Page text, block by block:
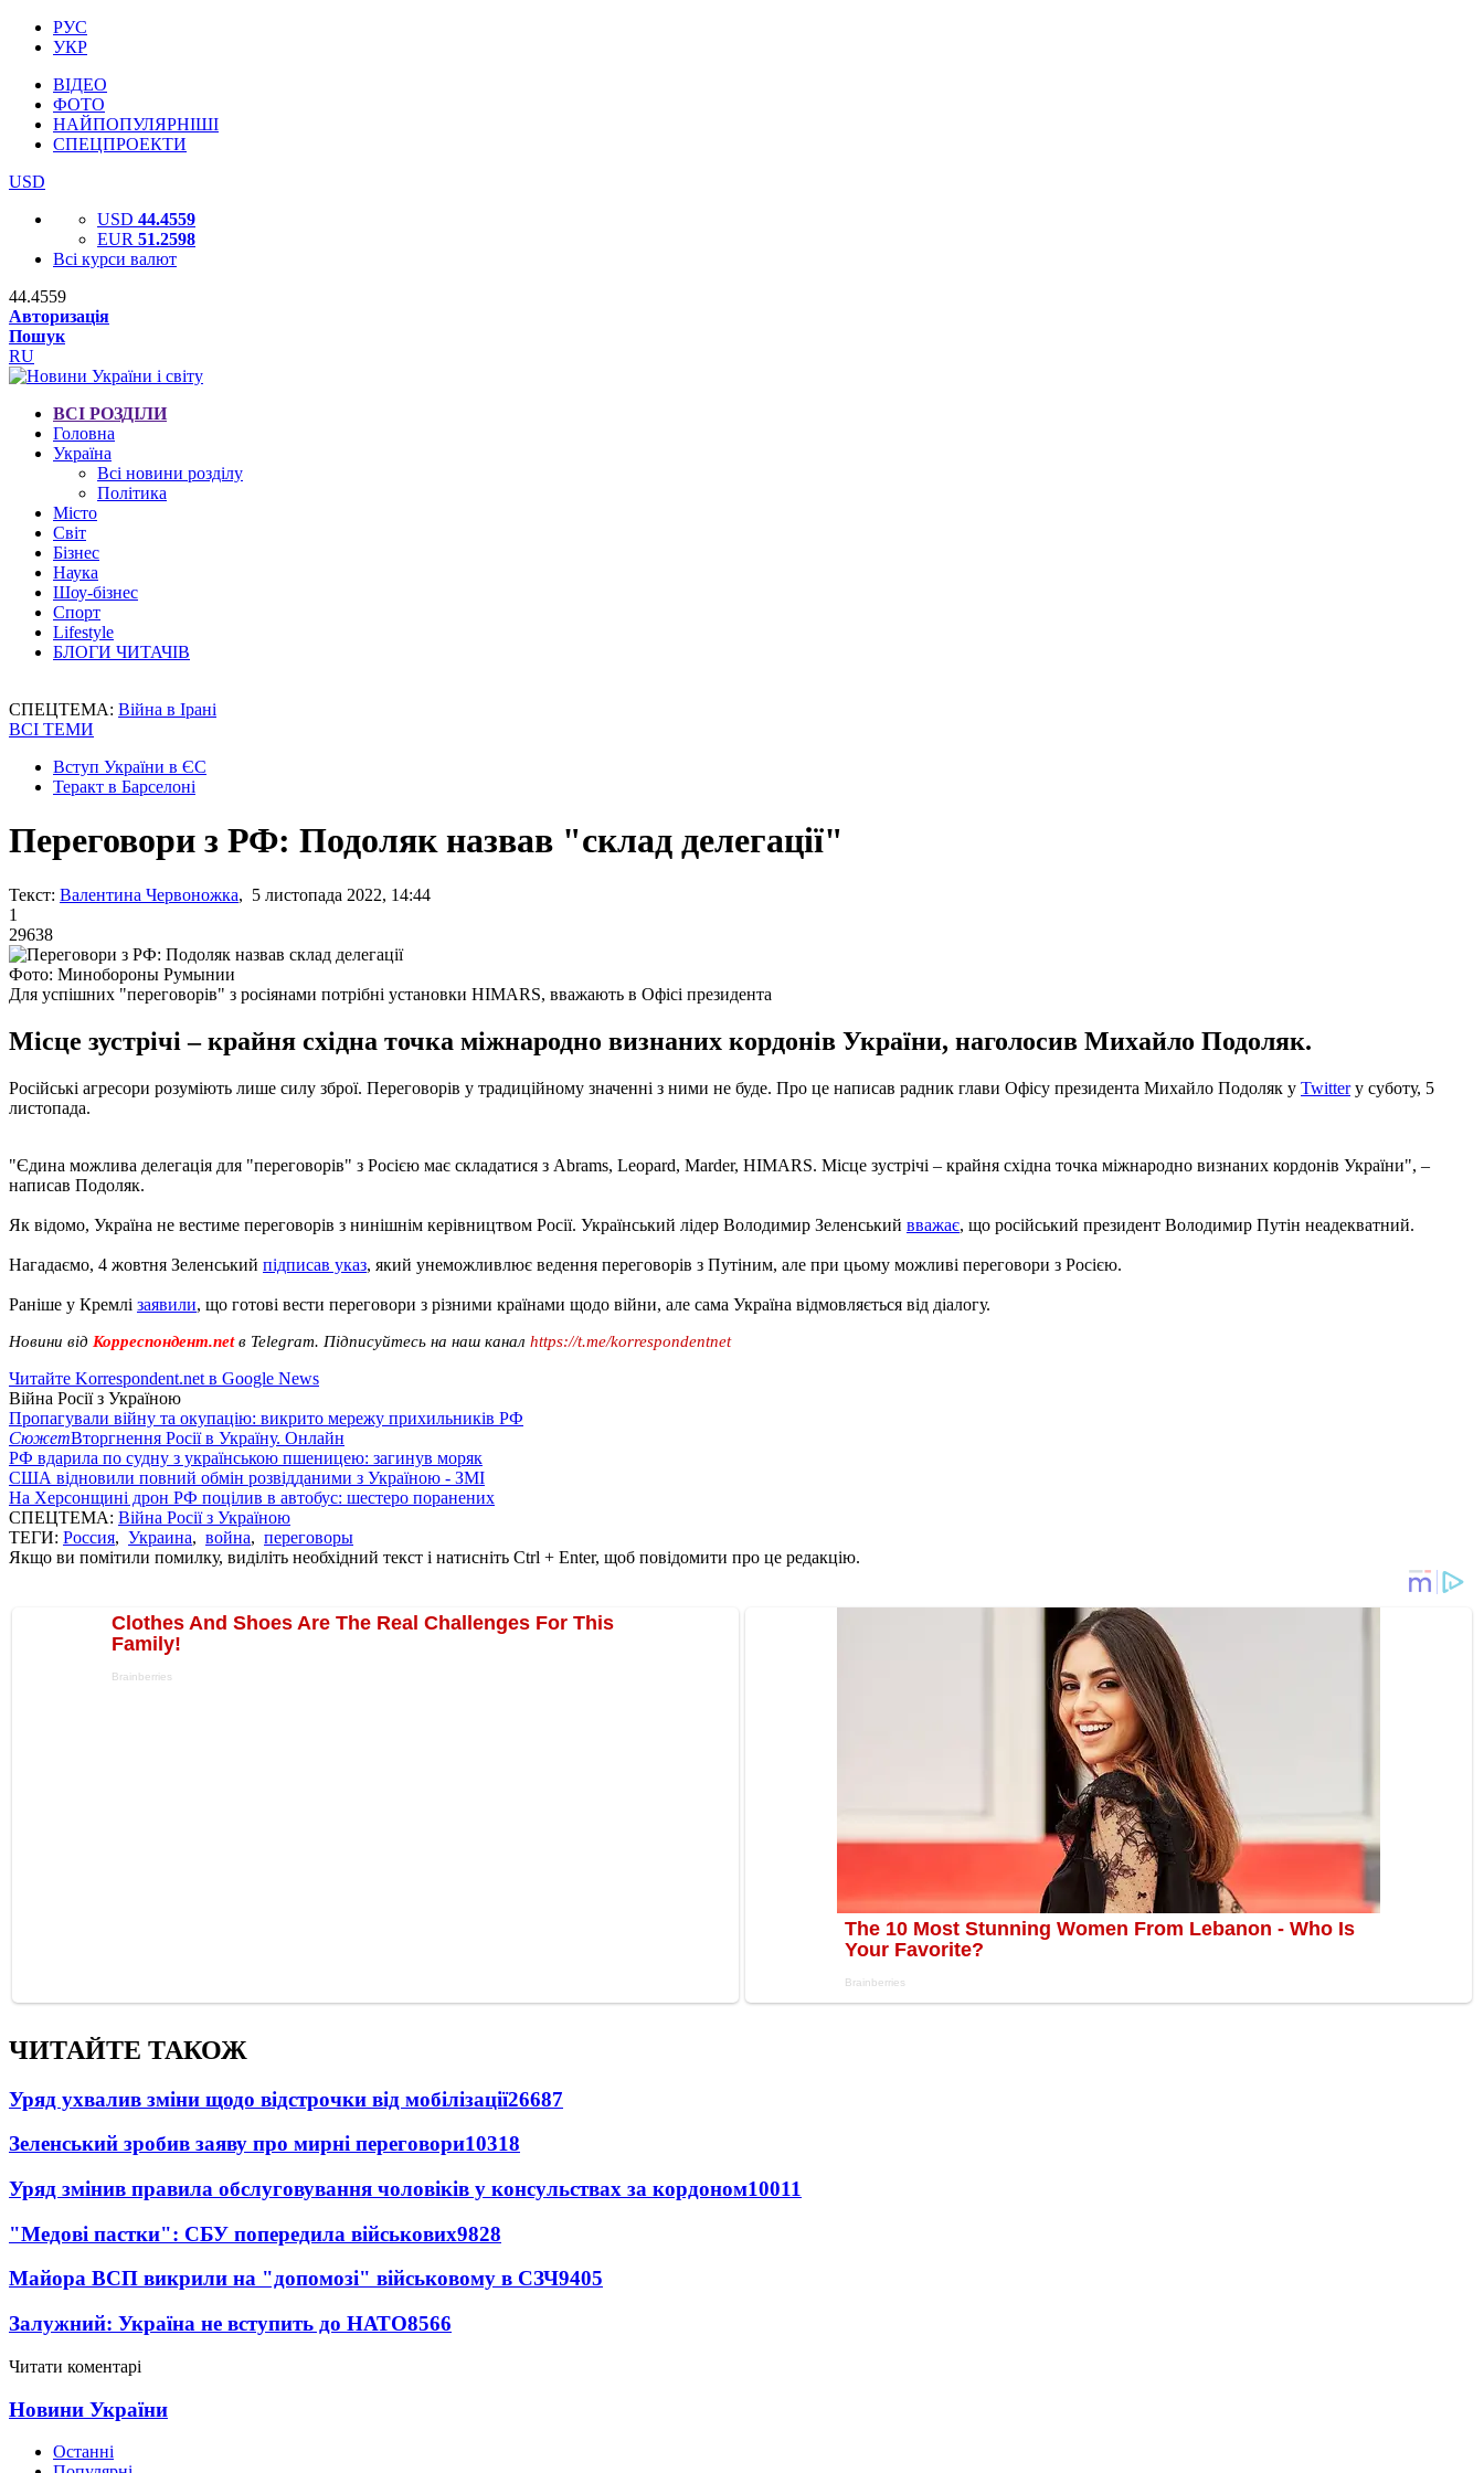
РУС
УКР
ВІДЕО
ФОТО
НАЙПОПУЛЯРНІШІ
СПЕЦПРОЕКТИ
USD
USD 44.4559
EUR 51.2598
Всі курси валют
44.4559
Авторизація
Пошук
RU
ВСІ РОЗДІЛИ
Головна
Україна
Всі новини розділу
Політика
Місто
Світ
Бізнес
Наука
Шоу-бізнес
Спорт
Lifestyle
БЛОГИ ЧИТАЧІВ
СПЕЦТЕМА: Війна в Ірані
ВСІ ТЕМИ
Вступ України в ЄС
Теракт в Барселоні
Переговори з РФ: Подоляк назвав "склад делегації"
Текст: Валентина Червоножка, 5 листопада 2022, 14:44
1
29638
Фото: Минобороны Румынии
Для успішних "переговорів" з росіянами потрібні установки HIMARS, вважають в Офісі президента
Місце зустрічі – крайня східна точка міжнародно визнаних кордонів України, наголосив Михайло Подоляк.
Російські агресори розуміють лише силу зброї. Переговорів у традиційному значенні з ними не буде. Про це написав радник глави Офісу президента Михайло Подоляк у Twitterу суботу, 5
листопада.
"Єдина можлива делегація для "переговорів" з Росією має складатися з Abrams, Leopard, Marder, HIMARS. Місце зустрічі – крайня східна точка міжнародно визнаних кордонів України", –
написав Подоляк.
Як відомо, Україна не вестиме переговорів з нинішнім керівництвом Росії. Український лідер Володимир Зеленський вважає, що російський президент Володимир Путін неадекватний.
Нагадаємо, 4 жовтня Зеленський підписав указ, який унеможливлює ведення переговорів з Путіним, але при цьому можливі переговори з Росією.
Раніше у Кремлі заявили, що готові вести переговори з різними країнами щодо війни, але сама Україна відмовляється від діалогу.
Новини від Корреспондент.netв Telegram. Підписуйтесь на наш канал https://t.me/korrespondentnet
Читайте Korrespondent.net в Google News
Війна Росії з Україною
Пропагували війну та окупацію: викрито мережу прихильників РФ
СюжетВторгнення Росії в Україну. Онлайн
РФ вдарила по судну з українською пшеницею: загинув моряк
США відновили повний обмін розвідданими з Україною - ЗМІ
На Херсонщині дрон РФ поцілив в автобус: шестеро поранених
СПЕЦТЕМА: Війна Росії з Україною
ТЕГИ: Россия, Украина, война, переговоры
Якщо ви помітили помилку, виділіть необхідний текст і натисніть Ctrl + Enter, щоб повідомити про це редакцію.
ЧИТАЙТЕ ТАКОЖ
Уряд ухвалив зміни щодо відстрочки від мобілізації26687
Зеленський зробив заяву про мирні переговори10318
Уряд змінив правила обслуговування чоловіків у консульствах за кордоном10011
"Медові пастки": СБУ попередила військових9828
Майора ВСП викрили на "допомозі" військовому в СЗЧ9405
Залужний: Україна не вступить до НАТО8566
Читати коментарі
Новини України
Останні